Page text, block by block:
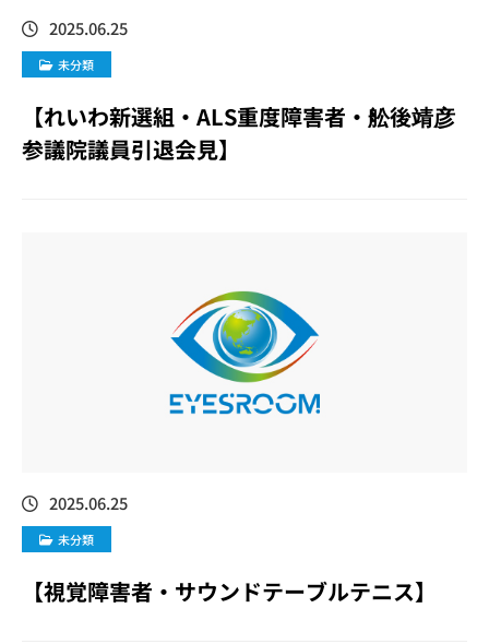
2025.06.25
未分類
【れいわ新選組・ALS重度障害者・舩後靖彦
参議院議員引退会見】
2025.06.25
未分類
【視覚障害者・サウンドテーブルテニス】